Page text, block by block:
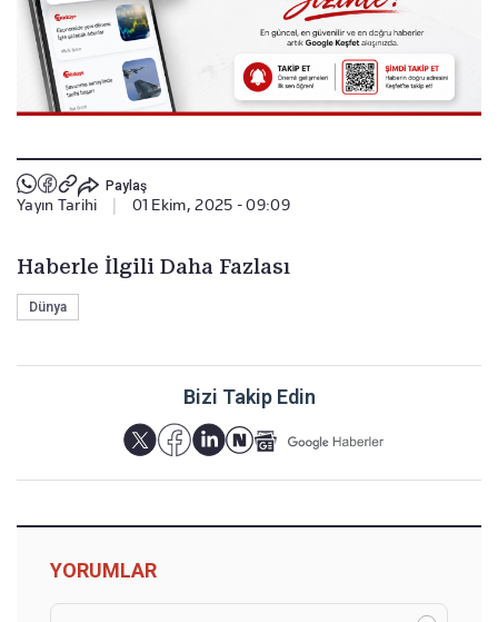
Paylaş
Yayın Tarihi 01 Ekim, 2025 - 09:09
Haberle İlgili Daha Fazlası
Dünya
Bizi Takip Edin
YORUMLAR